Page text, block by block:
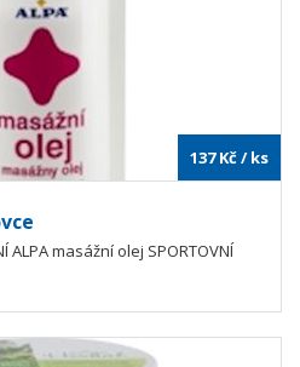
137 Kč/ ks
ALPA masážní olej SPORTOVNÍ